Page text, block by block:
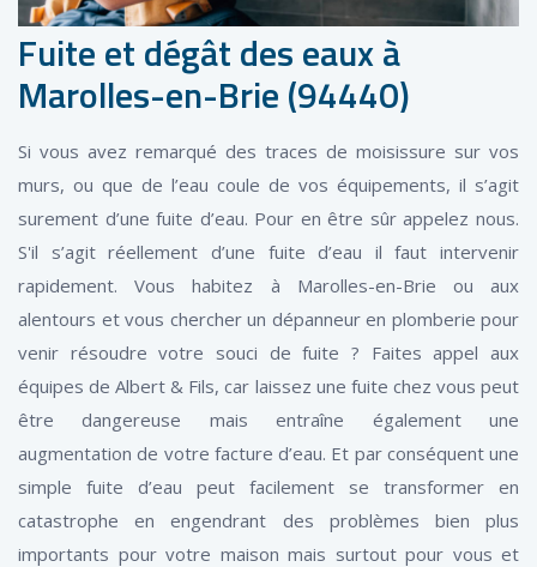
Fuite et dégât des eaux à
Marolles-en-Brie (94440)
Si vous avez remarqué des traces de moisissure sur vos
murs, ou que de l’eau coule de vos équipements, il s’agit
surement d’une fuite d’eau. Pour en être sûr appelez nous.
S'il s’agit réellement d’une fuite d’eau il faut intervenir
rapidement. Vous habitez à Marolles-en-Brie ou aux
alentours et vous chercher un dépanneur en plomberie pour
venir résoudre votre souci de fuite ? Faites appel aux
équipes de Albert & Fils, car laissez une fuite chez vous peut
être dangereuse mais entraîne également une
augmentation de votre facture d’eau. Et par conséquent une
simple fuite d’eau peut facilement se transformer en
catastrophe en engendrant des problèmes bien plus
importants pour votre maison mais surtout pour vous et